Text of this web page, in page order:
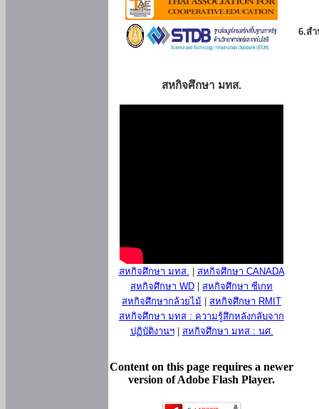
สหกิจศึกษา มทส.
สหกิจศึกษา มทส.
สหกิจศึกษา CANADA
สหกิจศึกษา WD
สหกิจศึกษา ซีเกท
สหกิจศึกษากล้วยไม้
สหกิจศึกษา RMIT
สหกิจศึกษา มทส : ความรู้สึกหลังกลับจาก
ปฏิบัติงานฯ| สหกิจศึกษา มทส : นศ.
Content on this page requires a newer
version of Adobe Flash Player.
6.ส